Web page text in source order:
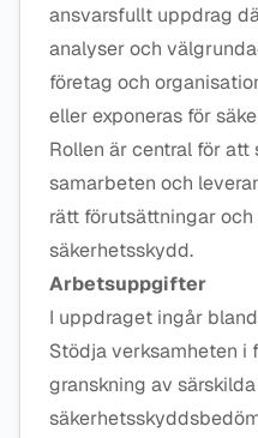
ansvarsfullt uppdrag
analyser och
företag och
eller exponeras för
Rollen är central för att
samarbeten och
rätt förutsättningar
säkerhetsskydd.
Arbetsuppgifter
I uppdraget ingår
Stödja verksamheten i
granskning av särskilda